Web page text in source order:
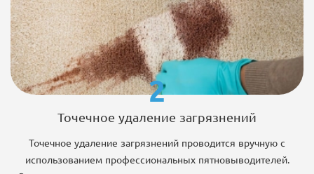
2
Точечное удаление загрязнений
Точечное удаление загрязнений проводится вручную с
использованием профессиональных пятновыводителей.